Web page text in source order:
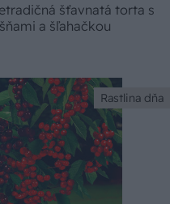
šťavnatá torta s
a šľahačkou
Rastlina dňa